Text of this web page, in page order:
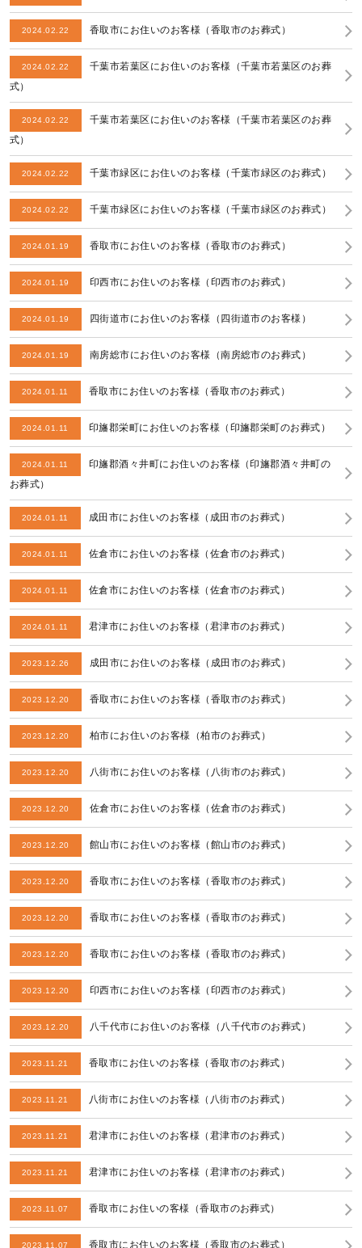
2024.02.22 香取市にお住いのお客様（香取市のお葬式）
2024.02.22
千葉市若葉区にお住いのお客様（千葉市若葉区のお葬
式）
2024.02.22
千葉市若葉区にお住いのお客様（千葉市若葉区のお葬
式）
2024.02.22 千葉市緑区にお住いのお客様（千葉市緑区のお葬式）
2024.02.22 千葉市緑区にお住いのお客様（千葉市緑区のお葬式）
2024.01.19 香取市にお住いのお客様（香取市のお葬式）
2024.01.19 印西市にお住いのお客様（印西市のお葬式）
2024.01.19 四街道市にお住いのお客様（四街道市のお客様）
2024.01.19 南房総市にお住いのお客様（南房総市のお葬式）
2024.01.11 香取市にお住いのお客様（香取市のお葬式）
2024.01.11 印旛郡栄町にお住いのお客様（印旛郡栄町のお葬式）
2024.01.11
印旛郡酒々井町にお住いのお客様（印旛郡酒々井町の
お葬式）
2024.01.11 成田市にお住いのお客様（成田市のお葬式）
2024.01.11 佐倉市にお住いのお客様（佐倉市のお葬式）
2024.01.11 佐倉市にお住いのお客様（佐倉市のお葬式）
2024.01.11 君津市にお住いのお客様（君津市のお葬式）
2023.12.26 成田市にお住いのお客様（成田市のお葬式）
2023.12.20 香取市にお住いのお客様（香取市のお葬式）
2023.12.20 柏市にお住いのお客様（柏市のお葬式）
2023.12.20 八街市にお住いのお客様（八街市のお葬式）
2023.12.20 佐倉市にお住いのお客様（佐倉市のお葬式）
2023.12.20 館山市にお住いのお客様（館山市のお葬式）
2023.12.20 香取市にお住いのお客様（香取市のお葬式）
2023.12.20 香取市にお住いのお客様（香取市のお葬式）
2023.12.20 香取市にお住いのお客様（香取市のお葬式）
2023.12.20 印西市にお住いのお客様（印西市のお葬式）
2023.12.20 八千代市にお住いのお客様（八千代市のお葬式）
2023.11.21 香取市にお住いのお客様（香取市のお葬式）
2023.11.21 八街市にお住いのお客様（八街市のお葬式）
2023.11.21 君津市にお住いのお客様（君津市のお葬式）
2023.11.21 君津市にお住いのお客様（君津市のお葬式）
2023.11.07 香取市にお住いの客様（香取市のお葬式）
2023.11.07 香取市にお住いのお客様（香取市のお葬式）